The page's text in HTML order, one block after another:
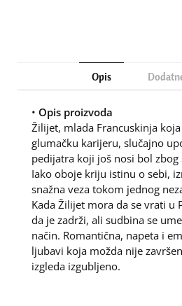
Opis
• Opis proizvoda
Žilijet, mlada Francuskinja
glumačku karijeru, slučajno
pedijatra koji još nosi bol
Iako oboje kriju istinu o sebi,
snažna veza tokom jednog
Kada Žilijet mora da se vrati u
da je zadrži, ali sudbina se
način. Romantična, napeta i
ljubavi koja možda nije
izgleda izgubljeno.